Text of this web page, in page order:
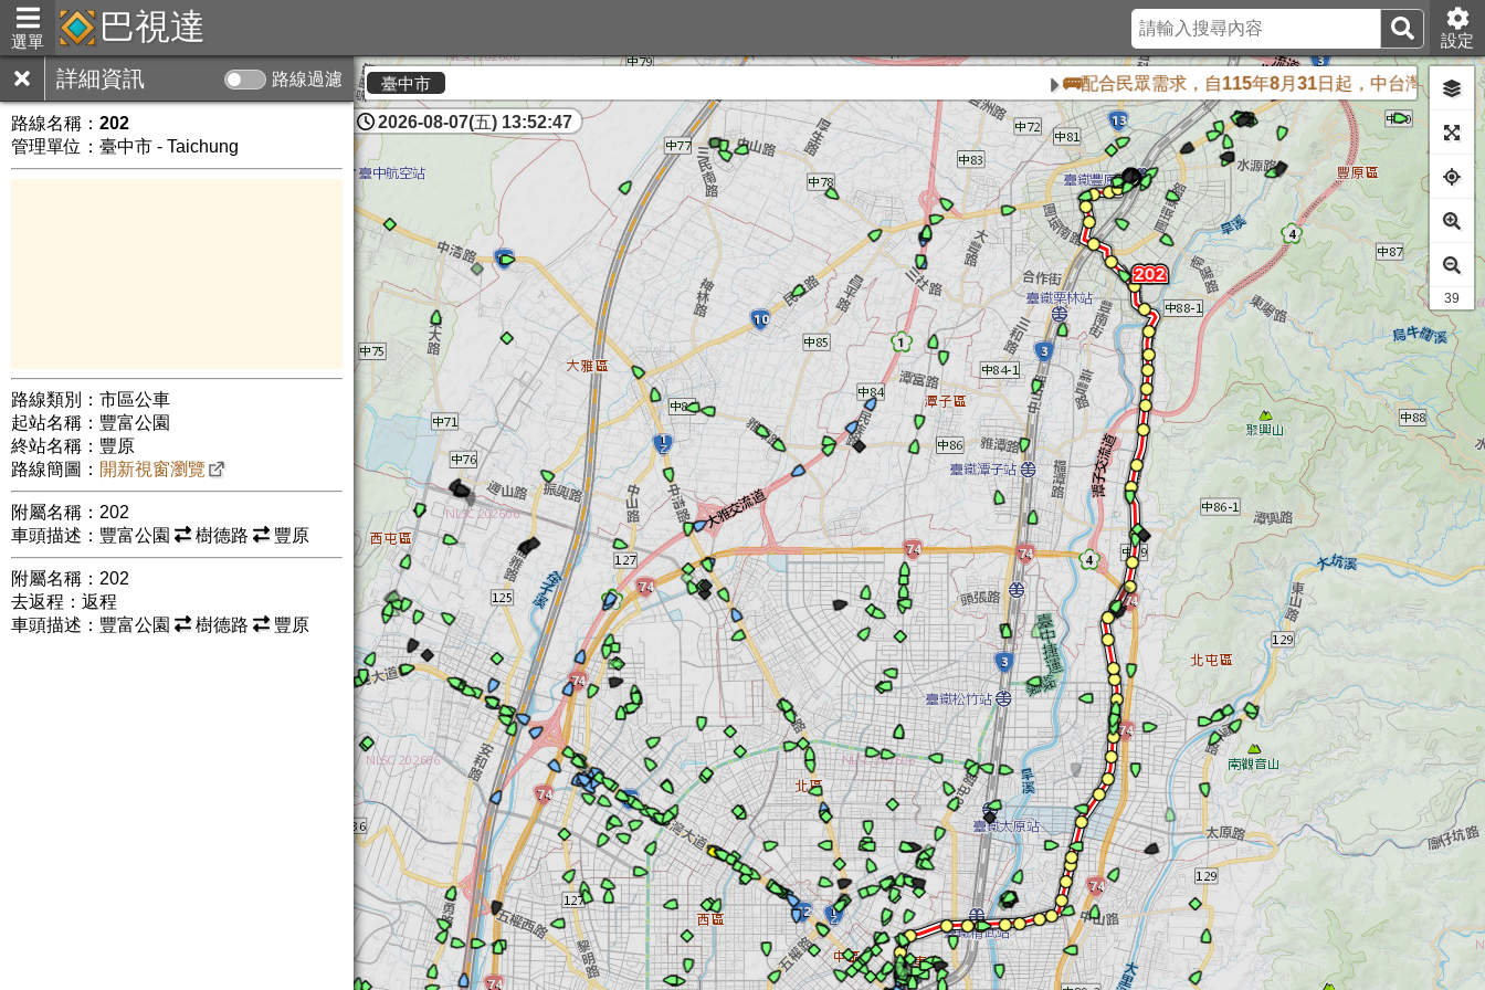
選單 巴視達 設定
詳細資訊 路線過濾
路線名稱： 202
管理單位：臺中市 - Taichung
路線類別：市區公車
起站名稱：豐富公園
終站名稱：豐原
路線簡圖： 開新視窗瀏覽
附屬名稱：202
車頭描述：豐富公園
樹德路 豐原
附屬名稱：202
去返程：返程
車頭描述：豐富公園
樹德路 豐原
臺中市 🚌配合民眾需求，自115年8月31日起，中台灣客運152及
2026-08-07(五) 13:52:47
32